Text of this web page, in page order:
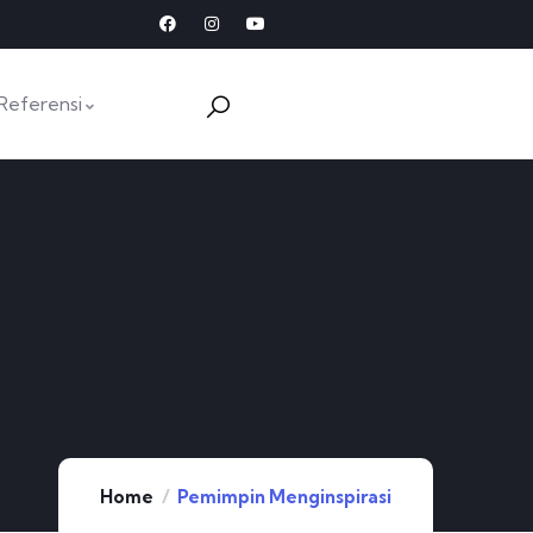
Home Pemimpin Menginspirasi